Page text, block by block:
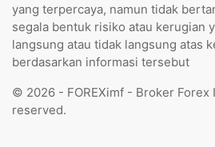
yang terpercaya, namun tidak
segala bentuk risiko atau kerugian
langsung atau tidak langsung atas
berdasarkan informasi tersebut
© 2026 - FOREXimf - Broker Forex
reserved.